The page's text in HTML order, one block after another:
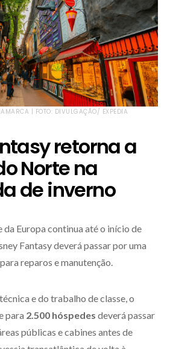
| FOTO: DIVULGAÇÃO/ EXPEDIA
retorna a
Norte na
de inverno
Europa continua até o início de
Fantasy deverá passar por uma
reparos e manutenção.
e do trabalho de classe, o
para 2.500 hóspedes deverá passar
públicas e cabines antes de